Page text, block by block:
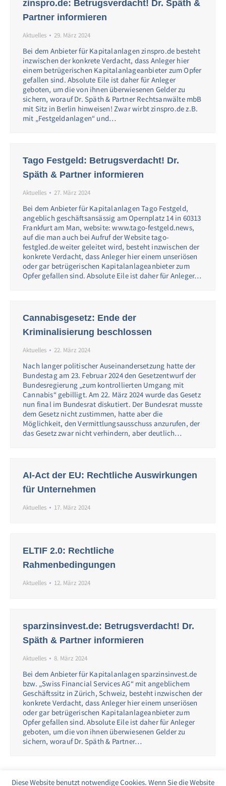
zinspro.de: Betrugsverdacht! Dr. Späth &
Partner informieren
Aktuelles 29. März 2024
Bei dem Anbieter für Kapitalanlagen zinspro.de besteht
inzwischen der konkrete Verdacht, dass Anleger hier
einem betrügerischen Kapitalanlageanbieter zum Opfer
gefallen sind. Absolute Eile ist daher für Anleger
geboten, um die von ihnen überwiesenen Gelder zu
sichern, worauf Dr. Späth & Partner Rechtsanwälte mbB
mit Sitz in Berlin hinweisen! Zwar wirbt zinspro.de z.B.
mit „Festgeldanlagen“ und…
Tago Festgeld: Betrugsverdacht! Dr.
Späth & Partner informieren
Aktuelles 27. März 2024
Bei dem Anbieter für Kapitalanlagen Tago Festgeld,
angeblich geschäftsansässig am Opernplatz 14 in 60313
Frankfurt am Man, website: www.tago-festgeld.news,
auf die man auch bei Aufruf der Website tago-
festgled.de weiter geleitet wird, besteht inzwischen der
konkrete Verdacht, dass Anleger hier einem unseriösen
oder gar betrügerischen Kapitalanlageanbieter zum
Opfer gefallen sind. Absolute Eile ist daher für Anleger…
Cannabisgesetz: Ende der
Kriminalisierung beschlossen
Aktuelles 22. März 2024
Nach langer politischer Auseinandersetzung hatte der
Bundestag am 23. Februar 2024 den Gesetzentwurf der
Bundesregierung „zum kontrollierten Umgang mit
Cannabis“ gebilligt. Am 22. März 2024 wurde das Gesetz
nun final im Bundesrat diskutiert. Der Bundesrat musste
dem Gesetz nicht zustimmen, hatte aber die
Möglichkeit, den Vermittlungsausschuss anzurufen, der
das Gesetz zwar nicht verhindern, aber deutlich…
AI-Act der EU: Rechtliche Auswirkungen
für Unternehmen
Aktuelles 17. März 2024
ELTIF 2.0: Rechtliche
Rahmenbedingungen
Aktuelles 12. März 2024
sparzinsinvest.de: Betrugsverdacht! Dr.
Späth & Partner informieren
Aktuelles 8. März 2024
Bei dem Anbieter für Kapitalanlagen sparzinsinvest.de
bzw. „Swiss Financial Services AG“ mit angeblichem
Geschäftssitz in Zürich, Schweiz, besteht inzwischen der
konkrete Verdacht, dass Anleger hier einem unseriösen
oder gar betrügerischen Kapitalanlageanbieter zum
Opfer gefallen sind. Absolute Eile ist daher für Anleger
geboten, um die von ihnen überwiesenen Gelder zu
sichern, worauf Dr. Späth & Partner…
Diese Website benutzt notwendige Cookies. Wenn Sie die Website